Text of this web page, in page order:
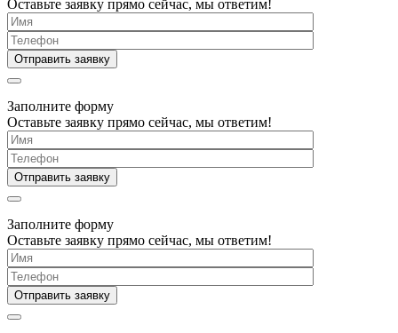
Оставьте заявку прямо сейчас, мы ответим!
Заполните форму
Оставьте заявку прямо сейчас, мы ответим!
Заполните форму
Оставьте заявку прямо сейчас, мы ответим!